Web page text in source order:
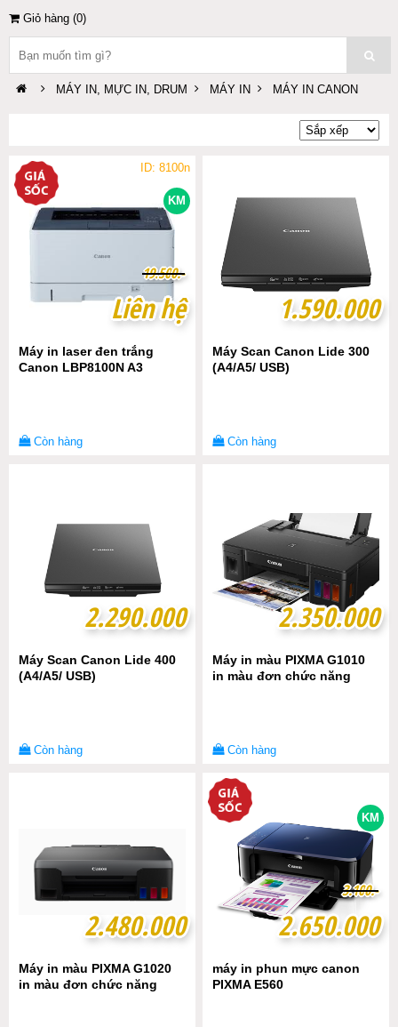
Giỏ hàng (0)
MÁY IN, MỰC IN, DRUM MÁY IN MÁY IN CANON
KM
ID: 8100n
Liên hệ
Liên hệ
19.500.-
19.500.-
Máy in laser đen trắng
Canon LBP8100N A3
Còn hàng
1.590.000
1.590.000
Máy Scan Canon Lide 300
(A4/A5/ USB)
Còn hàng
2.290.000
2.290.000
Máy Scan Canon Lide 400
(A4/A5/ USB)
Còn hàng
2.350.000
2.350.000
Máy in màu PIXMA G1010
in màu đơn chức năng
Còn hàng
2.480.000
2.480.000
Máy in màu PIXMA G1020
in màu đơn chức năng
KM
2.650.000
2.650.000
3.100.-
3.100.-
máy in phun mực canon
PIXMA E560